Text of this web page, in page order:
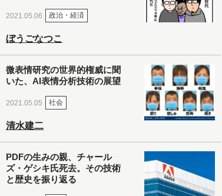
2021.05.06 政治・経済
ぼうごなつこ
微表情研究の世界的権威に聞
いた、AI表情分析技術の展望
2021.05.05 社会
清水建二
PDFの生みの親、チャール
ズ・ゲシキ氏死去。その技術
と歴史を振り返る